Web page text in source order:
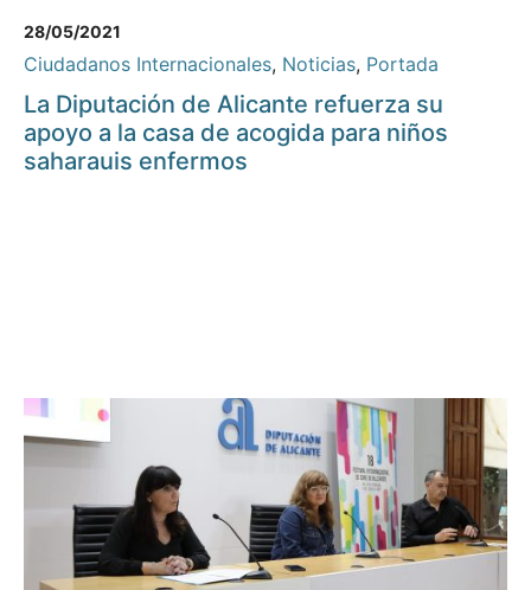
28/05/2021
Ciudadanos Internacionales, Noticias, Portada
La Diputación de Alicante refuerza su
apoyo a la casa de acogida para niños
saharauis enfermos